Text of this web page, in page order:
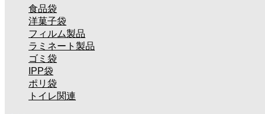
食品袋
洋菓子袋
フィルム製品
ラミネート製品
ゴミ袋
IPP袋
ポリ袋
トイレ関連